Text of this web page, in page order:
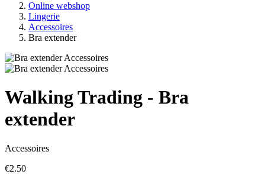
Online webshop
Lingerie
Accessoires
Bra extender
Walking Trading - Bra
extender
Accessoires
€2.50